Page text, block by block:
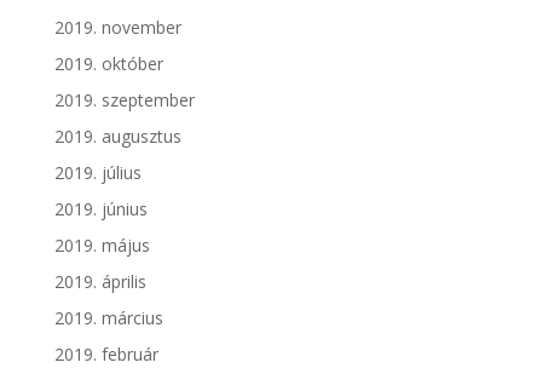
2019. november
2019. október
2019. szeptember
2019. augusztus
2019. július
2019. június
2019. május
2019. április
2019. március
2019. február